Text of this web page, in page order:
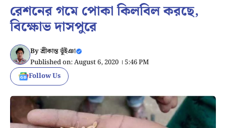
রেশনের গমে পোকা কিলবিল করছে,
বিক্ষোভ দাসপুরে
Byশ্রীকান্ত ভুঁইঞা
Published on: August 6, 2020 । 5:46 PM
Follow Us